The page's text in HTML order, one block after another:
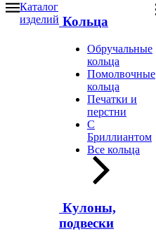
Каталог
изделий Кольца
Обручальные
кольца
Помолвочные
кольца
Печатки и
перстни
С
Бриллиантом
Все кольца
Кулоны,
подвески